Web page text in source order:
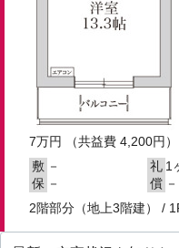
7万円
（共益費 4,200円）
敷 － 礼 1
保 － 償 －
2階部分（地上3階建） /